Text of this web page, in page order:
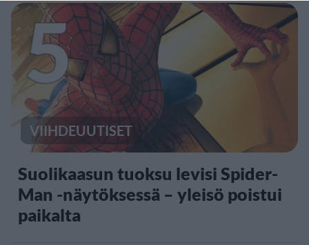
5
VIIHDEUUTISET
Suolikaasun tuoksu levisi Spider-
Man -näytöksessä – yleisö poistui
paikalta